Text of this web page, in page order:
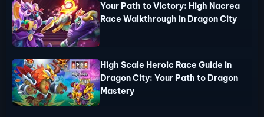
Your Path to Victory: High Nacrea
Race Walkthrough in Dragon City
High Scale Heroic Race Guide in
Dragon City: Your Path to Dragon
Mastery